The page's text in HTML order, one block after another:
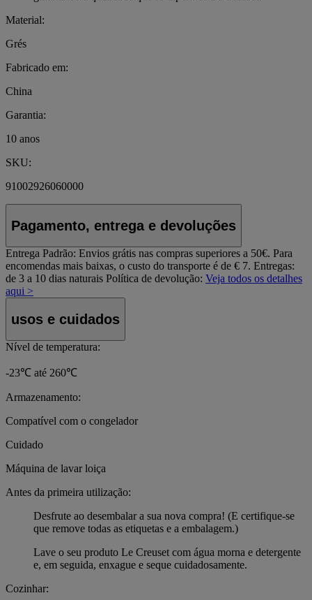
Material:
Grés
Fabricado em:
China
Garantia:
10 anos
SKU:
91002926060000
Pagamento, entrega e devoluções
Entrega Padrão: Envios grátis nas compras superiores a 50€. Para
encomendas mais baixas, o custo do transporte é de € 7. Entregas:
de 3 a 10 dias naturais Política de devolução: Veja todos os detalhes
aqui >
usos e cuidados
Nível de temperatura:
-23℃ até 260℃
Armazenamento:
Compatível com o congelador
Cuidado
Máquina de lavar loiça
Antes da primeira utilização:
Desfrute ao desembalar a sua nova compra! (E certifique-se
que remove todas as etiquetas e a embalagem.)
Lave o seu produto Le Creuset com água morna e detergente
e, em seguida, enxague e seque cuidadosamente.
Cozinhar: